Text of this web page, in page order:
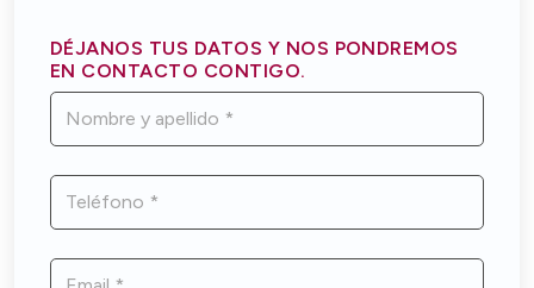
DÉJANOS TUS DATOS Y NOS PONDREMOS
EN CONTACTO CONTIGO.